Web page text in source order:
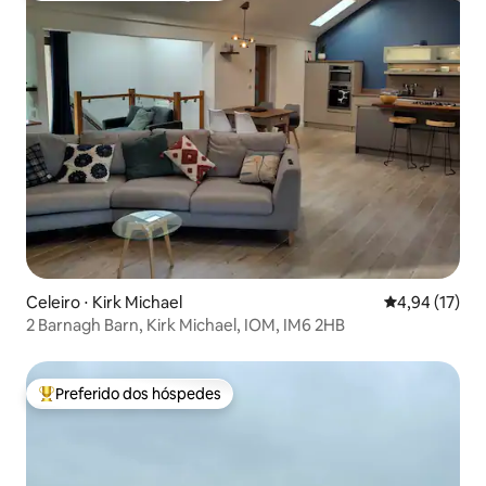
Celeiro ⋅ Kirk Michael 4,94 de uma
4,94 (17)
2 Barnagh Barn, Kirk Michael, IOM, IM6 2HB
Entre os melhores preferidos dos hóspedes
Preferido dos hóspedes